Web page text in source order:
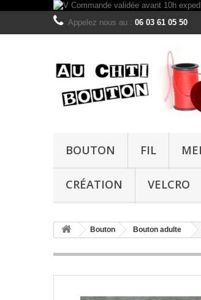
Appelez nous au : 06 03 61 05 50
BOUTON FIL
CRÉATION VELCRO
Bouton Bouton adulte